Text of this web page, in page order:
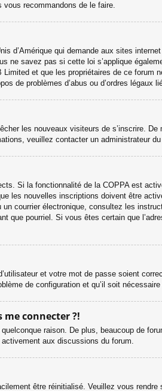
vous recommandons de le faire.
d’Amérique qui demande aux sites
ne savez pas si cette loi s’applique
et que les propriétaires de ce
de problèmes d’abus ou d’ordres légaux
les nouveaux visiteurs de s’inscrire.
veuillez contacter un administrateur
Si la fonctionnalité de la COPPA est
les nouvelles inscriptions doivent être
courrier électronique, consultez les
que pourriel. Si vous êtes certain que
et votre mot de passe soient
de configuration et qu’il soit nécessaire
me connecter ?!
raison. De plus, beaucoup de
aux discussions du forum.
être réinitialisé. Veuillez vous